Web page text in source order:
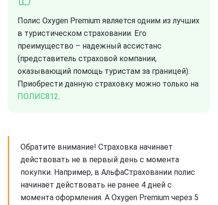
Полис Oxygen Premium является одним из лучших
в туристическом страховании. Его
преимущество – надежный ассистанс
(представитель страховой компании,
оказывающий помощь туристам за границей).
Приобрести данную страховку можно только на
ПОЛИС812.
Обратите внимание! Страховка начинает
действовать не в первый день с момента
покупки. Например, в АльфаСтраховании полис
начинает действовать не ранее 4 дней с
момента оформления. А Oxygen Premium через 5